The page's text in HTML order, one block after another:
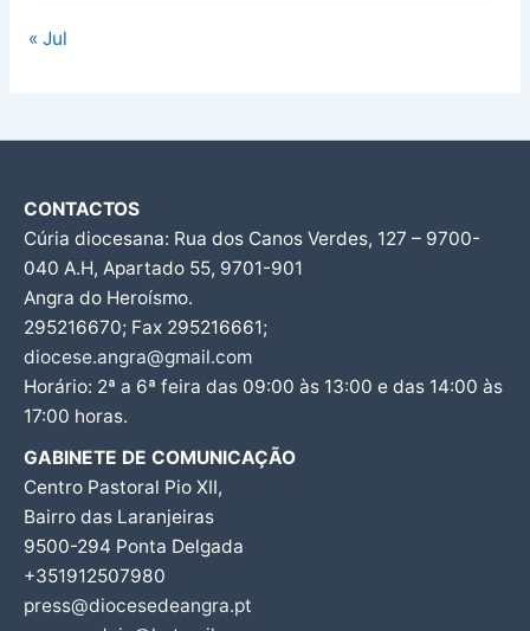
« Jul
CONTACTOS
Cúria diocesana: Rua dos Canos Verdes, 127 – 9700-
040 A.H, Apartado 55, 9701-901
Angra do Heroísmo.
295216670; Fax 295216661;
diocese.angra@gmail.com
Horário: 2ª a 6ª feira das 09:00 às 13:00 e das 14:00 às
17:00 horas.
GABINETE DE COMUNICAÇÃO
Centro Pastoral Pio XII,
Bairro das Laranjeiras
9500-294 Ponta Delgada
+351912507980
press@diocesedeangra.pt